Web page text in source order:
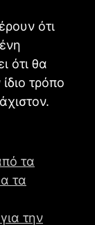
ότι
ότι θα
τρόπο
τα
τα
την